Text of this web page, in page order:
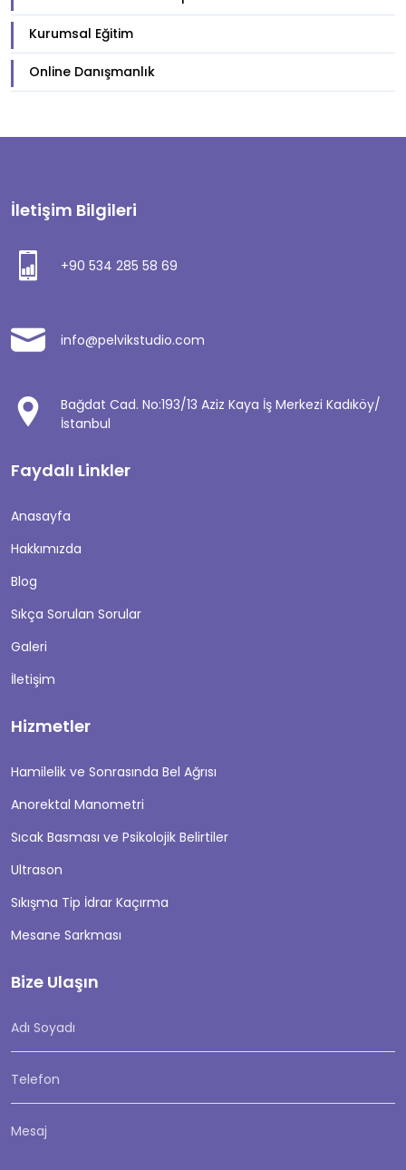
Kurumsal Eğitim
Online Danışmanlık
İletişim Bilgileri
+90 534 285 58 69
info@pelvikstudio.com
Bağdat Cad. No:193/13 Aziz Kaya İş Merkezi Kadıköy/
İstanbul
Faydalı Linkler
Anasayfa
Hakkımızda
Blog
Sıkça Sorulan Sorular
Galeri
İletişim
Hizmetler
Hamilelik ve Sonrasında Bel Ağrısı
Anorektal Manometri
Sıcak Basması ve Psikolojik Belirtiler
Ultrason
Sıkışma Tip İdrar Kaçırma
Mesane Sarkması
Bize Ulaşın